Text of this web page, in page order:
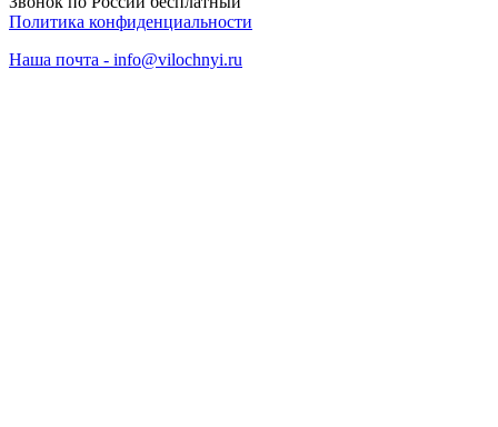
Политика конфиденциальности
Наша почта - info@vilochnyi.ru